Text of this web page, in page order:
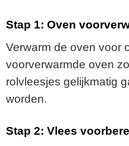
Stap 1: Oven
Verwarm de oven voor
voorverwarmde oven
rolvleesjes gelijkmatig
worden.
Stap 2: Vlees